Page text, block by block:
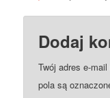
Dodaj
Twój adres e-
pola są